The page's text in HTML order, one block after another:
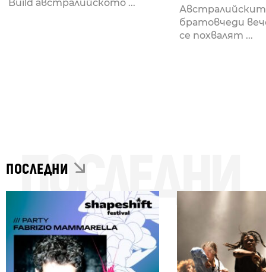
Build австралийското ...
братовчеди
се похвалят ...
ПОСЛЕДНИ
ПОСЛЕДНИ